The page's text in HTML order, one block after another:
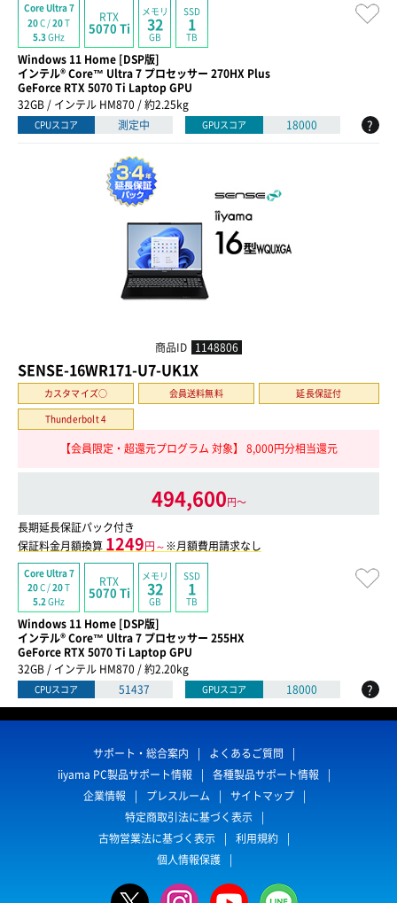
Core Ultra 7
20C /20T
5.3GHz
RTX
5070 Ti
メモリ
32
GB
SSD
1
TB
Windows 11 Home [DSP版]
インテル® Core™ Ultra 7 プロセッサー 270HX Plus
GeForce RTX 5070 Ti Laptop GPU
32GB / インテル HM870 / 約2.25kg
CPUスコア 測定中 GPUスコア 18000 ?
商品ID 1148806
SENSE-16WR171-U7-UK1X
カスタマイズ○ 会員送料無料
延長保証付
Thunderbolt 4
【会員限定・超還元プログラム 対象】 8,000円分相当還元
494,600円〜
長期延長保証パック付き
保証料金月額換算 1249円～※月額費用請求なし
Core Ultra 7
20C /20T
5.2 GHz
RTX
5070 Ti
メモリ
32
GB
SSD
1
TB
Windows 11 Home [DSP版]
インテル® Core™ Ultra 7 プロセッサー 255HX
GeForce RTX 5070 Ti Laptop GPU
32GB / インテル HM870 / 約2.20kg
CPUスコア 51437 GPUスコア 18000 ?
サポート・総合案内
よくあるご質問
iiyama PC製品サポート情報
各種製品サポート情報
企業情報
プレスルーム
サイトマップ
特定商取引法に基づく表示
古物営業法に基づく表示
利用規約
個人情報保護